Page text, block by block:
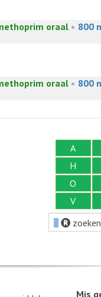
oraal• 800
oraal• 800
A
H
O
V
Mis